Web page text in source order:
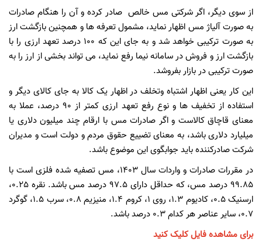
از سوی دیگر، اگر شرکتی مس خالص صادر کرده و آن را هنگام صادرات
به صورت آلیاژ مس اظهار نماید، مشمول تعرفه ها و همچنین بازگشت ارز
به صورت ترکیبی خواهد شد و به جای این که 100 درصد تعهد ارزی را با
بازگشت ارز و فروش در سامانه نیما رفع نماید، می تواند بخشی از ارز را به
صورت ترکیبی در بازار بفروشد.
این کار یعنی اظهار اشتباه وتخلف در اظهار یک کالا به جای کالای دیگر و
استفاده از تخفیف ها و نوع رفع تعهد ارزی کمتر از 90 درصد، عملا به
معنای قاچاق کالاست و اگر صادرات مس با ارقام چند میلیون دلاری یا
میلیارد دلاری باشد، به معنای تضییع حقوق مردم و دولت است و مدیران
شرکت صادرکننده باید جوابگوی این موضوع باشد.
در مقررات صادرات و واردات سال 1403، مس تصفیه شده فلزی است با
99.85 درصد مس، که حداقل دارای 97.5 درصد مس باشد. نقره 0.25،
ارسنیک 0.5، کادیوم 1.3، روی 1، کروم 1.4، منیزیم 0.8، سرب 1.5، گوگرد
0.7، سایر عناصر هر کدام 0.3 درصد باشد.
برای مشاهده فایل کلیک کنید